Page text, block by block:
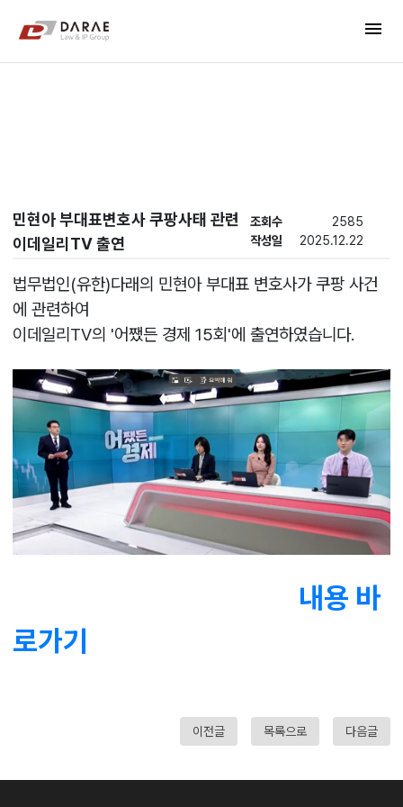
메인 메뉴 바로가기
menu
민현아 부대표변호사 쿠팡사태 관련
이데일리TV 출연
조회수
2585
작성일
2025.12.22
법무법인(유한)다래의 민현아 부대표 변호사가 쿠팡 사건
에 관련하여
이데일리TV의 '어쨌든 경제 15회'에 출연하였습니다.
내용 바
로가기
이전글 목록으로 다음글